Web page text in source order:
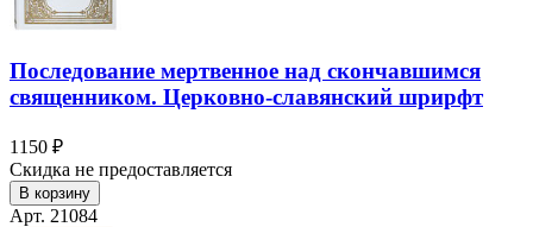
Последование мертвенное над скончавшимся
священником. Церковно-славянский шрирфт
1150 ₽
Скидка не предоставляется
В корзину
Арт. 21084